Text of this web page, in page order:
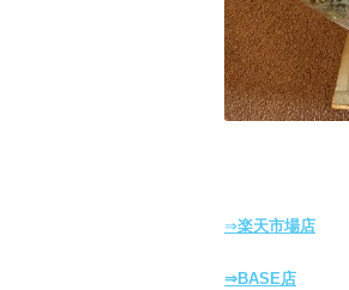
⇒楽天市場店
⇒BASE店